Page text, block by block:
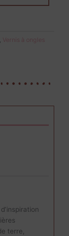
, Vernis à ongles
terre,